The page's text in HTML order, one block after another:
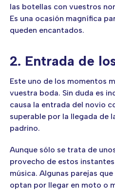
las botellas con vuestros
Es una ocasión magnífica
queden encantados.
2. Entrada de
Este uno de los momentos
vuestra boda. Sin duda es
causa la entrada del novio
superable por la llegada de
padrino.
Aunque sólo se trata de
provecho de estos
música. Algunas parejas
optan por llegar en moto o